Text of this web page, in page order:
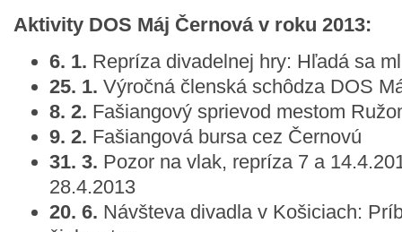
Aktivity DOS Máj Černová v roku 2013:
6. 1. Repríza divadelnej hry: Hľadá sa
25. 1. Výročná členská schôdza DOS
8. 2. Fašiangový sprievod mestom
9. 2. Fašiangová bursa cez Černovú
31. 3. Pozor na vlak, repríza 7 a
28.4.2013
20. 6. Návšteva divadla v Košiciach: